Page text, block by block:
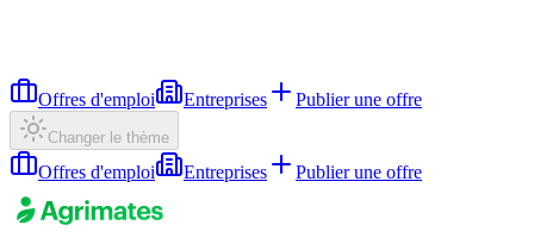
Offres d'emploi Entreprises Publier une offre
Changer le thème
Offres d'emploi Entreprises Publier une offre